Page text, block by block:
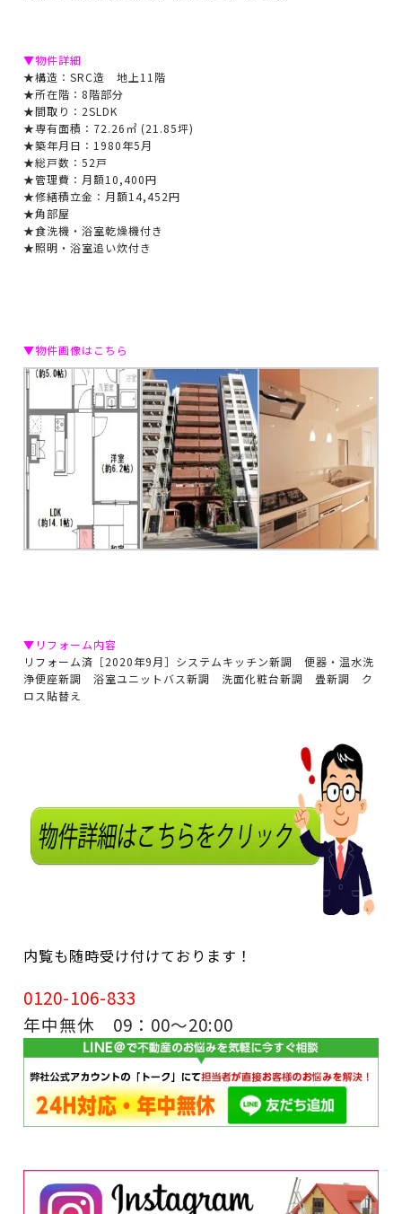
▼物件詳細
★構造：SRC造 地上11階
★所在階：8階部分
★間取り：2SLDK
★専有面積：72.26㎡ (21.85坪)
★築年月日：1980年5月
★総戸数：52戸
★管理費：月額10,400円
★修繕積立金：月額14,452円
★角部屋
★食洗機・浴室乾燥機付き
★照明・浴室追い炊付き
▼物件画像はこちら
▼リフォーム内容
リフォーム済［2020年9月］システムキッチン新調 便器・温水洗
浄便座新調 浴室ユニットバス新調 洗面化粧台新調 畳新調 ク
ロス貼替え
内覧も随時受け付けております！
0120-106-833
年中無休 09：00～20:00